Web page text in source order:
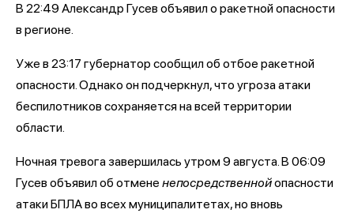
В 22:49 Александр Гусев объявил о ракетной опасности
в регионе.
Уже в 23:17 губернатор сообщил об отбое ракетной
опасности. Однако он подчеркнул, что угроза атаки
беспилотников сохраняется на всей территории
области.
Ночная тревога завершилась утром 9 августа. В 06:09
Гусев объявил об отмене непосредственнойопасности
атаки БПЛА во всех муниципалитетах, но вновь